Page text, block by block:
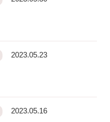
2023.05.23
2023.05.16